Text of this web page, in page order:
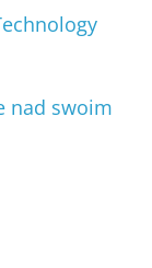
nad swoim